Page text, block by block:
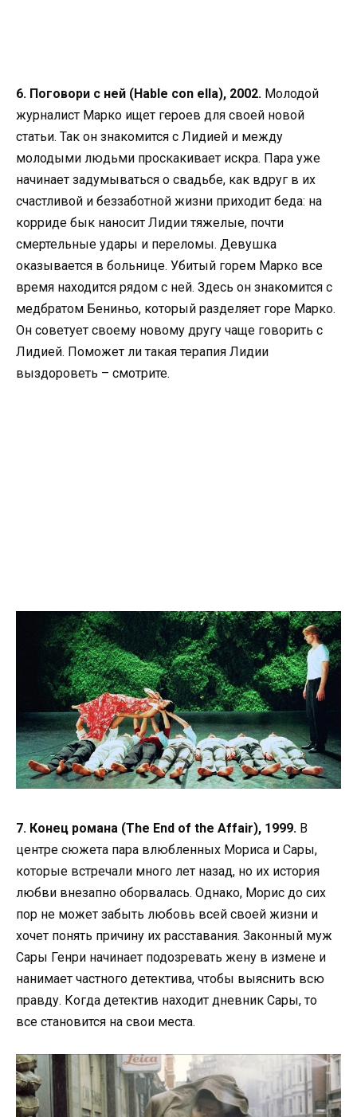
6. Поговори с ней (Hable con ella), 2002. Молодой
журналист Марко ищет героев для своей новой
статьи. Так он знакомится с Лидией и между
молодыми людьми проскакивает искра. Пара уже
начинает задумываться о свадьбе, как вдруг в их
счастливой и беззаботной жизни приходит беда: на
корриде бык наносит Лидии тяжелые, почти
смертельные удары и переломы. Девушка
оказывается в больнице. Убитый горем Марко все
время находится рядом с ней. Здесь он знакомится с
медбратом Бениньо, который разделяет горе Марко.
Он советует своему новому другу чаще говорить с
Лидией. Поможет ли такая терапия Лидии
выздороветь – смотрите.
7. Конец романа (The End of the Affair), 1999. В
центре сюжета пара влюбленных Мориса и Сары,
которые встречали много лет назад, но их история
любви внезапно оборвалась. Однако, Морис до сих
пор не может забыть любовь всей своей жизни и
хочет понять причину их расставания. Законный муж
Сары Генри начинает подозревать жену в измене и
нанимает частного детектива, чтобы выяснить всю
правду. Когда детектив находит дневник Сары, то
все становится на свои места.